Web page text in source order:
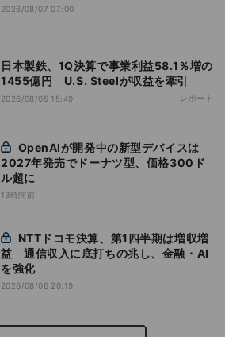
2026/08/07 07:00
日本製鉄、1Q決算で事業利益58.1％増の
1455億円 U.S. Steelが収益を牽引
2026/08/05 15:49 レポート
2027年発売でドーナツ型、価格300ド
ル超に
13時間前
益 通信収入に底打ちの兆し、金融・AI
を強化
2026/08/06 20:19